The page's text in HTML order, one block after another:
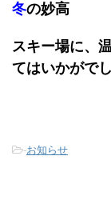
冬の妙高
スキー場に、温
てはいかがで
-お知らせ